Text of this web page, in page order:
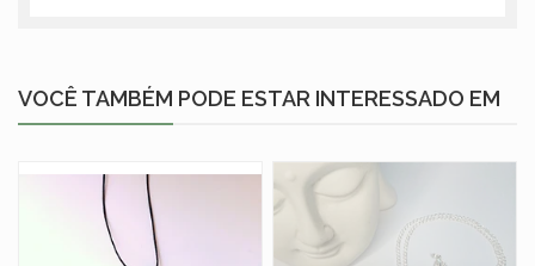
VOCÊ TAMBÉM PODE ESTAR INTERESSADO EM